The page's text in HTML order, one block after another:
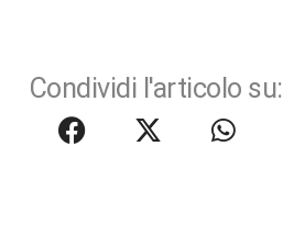
Condividi l'articolo su: